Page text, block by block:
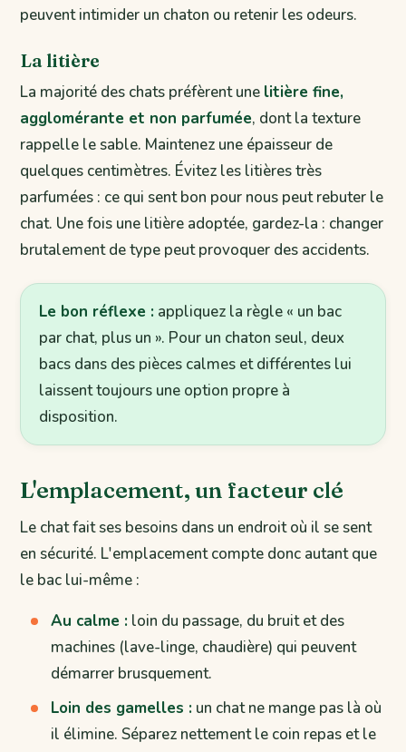
peuvent intimider un chaton ou retenir les odeurs.
La litière
La majorité des chats préfèrent une litière fine,
agglomérante et non parfumée, dont la texture
rappelle le sable. Maintenez une épaisseur de
quelques centimètres. Évitez les litières très
parfumées : ce qui sent bon pour nous peut rebuter le
chat. Une fois une litière adoptée, gardez-la : changer
brutalement de type peut provoquer des accidents.
Le bon réflexe : appliquez la règle « un bac
par chat, plus un ». Pour un chaton seul, deux
bacs dans des pièces calmes et différentes lui
laissent toujours une option propre à
disposition.
L'emplacement, un facteur clé
Le chat fait ses besoins dans un endroit où il se sent
en sécurité. L'emplacement compte donc autant que
le bac lui-même :
Au calme : loin du passage, du bruit et des
machines (lave-linge, chaudière) qui peuvent
démarrer brusquement.
Loin des gamelles : un chat ne mange pas là où
il élimine. Séparez nettement le coin repas et le